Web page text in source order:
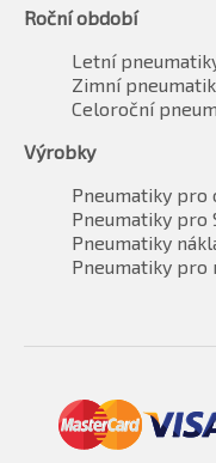
Roční období
Letní
Zimní
Celoroční
Výrobky
Pneumatiky pro
Pneumatiky pro
Pneumatiky
Pneumatiky pro